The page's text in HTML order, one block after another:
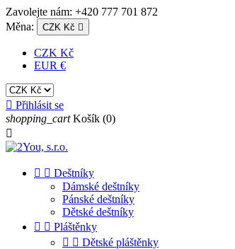
Zavolejte nám: +420 777 701 872
Měna:
CZK Kč 
CZK Kč
EUR €
 Přihlásit se
shopping_cart Košík (0)

  Deštníky
Dámské deštníky
Pánské deštníky
Dětské deštníky
  Pláštěnky
  Dětské pláštěnky